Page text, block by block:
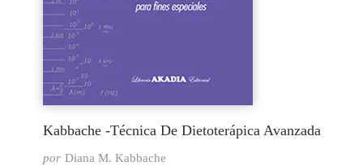
Kabbache -Técnica De Dietoterápica Avanzada
por Diana M. Kabbache